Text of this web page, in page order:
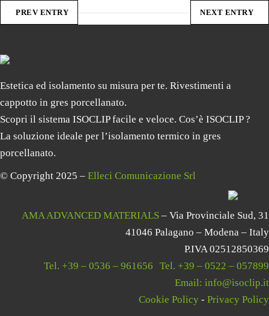
PREV ENTRY NEXT ENTRY
Estetica ed isolamento su misura per te. Rivestimenti a
cappotto in gres porcellanato.
Scopri il sistema ISOCLIP facile e veloce. Cos’è ISOCLIP ?
La soluzione ideale per l’isolamento termico in gres
porcellanato.
© Copyright 2025 – Elleci Comunicazione Srl
AMA ADVANCED MATERIALS – Via Provinciale Sud, 31
41046 Palagano – Modena – Italy
P.IVA 02512850369
Tel. +39 – 0536 – 961656 Tel. +39 – 0522 – 057899
Email: info@isoclip.it
Cookie Policy - Privacy Policy